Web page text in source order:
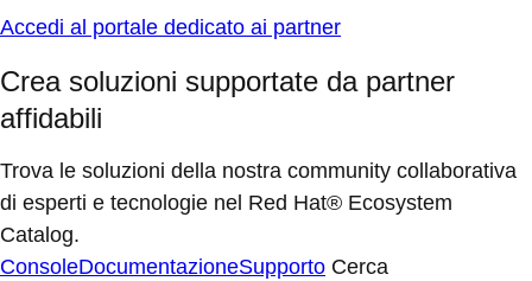
Accedi al portale dedicato ai partner
Crea soluzioni supportate da partner
affidabili
Trova le soluzioni della nostra community collaborativa
di esperti e tecnologie nel Red Hat® Ecosystem
Catalog.
ConsoleDocumentazioneSupporto Cerca